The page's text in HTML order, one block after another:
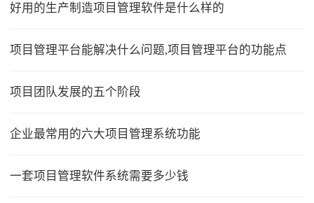
好用的生产制造项目管理软件是什么样的
项目管理平台能解决什么问题,项目管理平台的功能点
项目团队发展的五个阶段
企业最常用的六大项目管理系统功能
一套项目管理软件系统需要多少钱